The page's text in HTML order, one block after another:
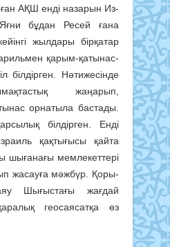
АҚШ енді назарын Из­
бұдан Ре­сей ғана
жылдары бірқатар
қарым-қаты­нас­
білдір­ген. Нәтижесінде
жаңарып,
орнатыла бастады.
білдірген. Енді
қақ­­тығысы қайта
шығанағы мемлекеттері
жасауға мәжбүр. Қоры­
Шығыстағы жағ­дай
геосая­сатқа өз